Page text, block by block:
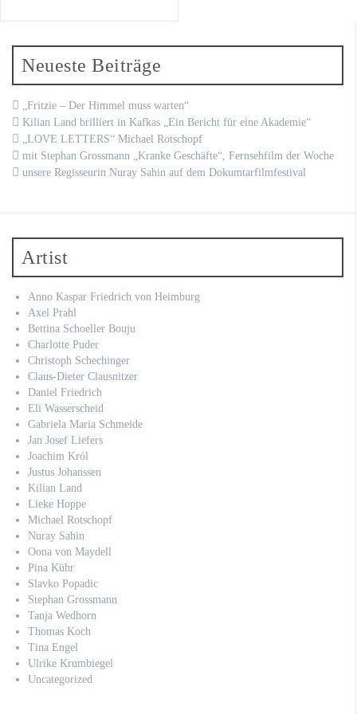
Neueste Beiträge
„Fritzie – Der Himmel muss warten“
Kilian Land brilliert in Kafkas „Ein Bericht für eine Akademie“
„LOVE LETTERS“ Michael Rotschopf
mit Stephan Grossmann „Kranke Geschäfte“, Fernsehfilm der Woche
unsere Regisseurin Nuray Sahin auf dem Dokumtarfilmfestival
Artist
Anno Kaspar Friedrich von Heimburg
Axel Prahl
Bettina Schoeller Bouju
Charlotte Puder
Christoph Schechinger
Claus-Dieter Clausnitzer
Daniel Friedrich
Eli Wasserscheid
Gabriela Maria Schmeide
Jan Josef Liefers
Joachim Król
Justus Johanssen
Kilian Land
Lieke Hoppe
Michael Rotschopf
Nuray Sahin
Oona von Maydell
Pina Kühr
Slavko Popadic
Stephan Grossmann
Tanja Wedhorn
Thomas Koch
Tina Engel
Ulrike Krumbiegel
Uncategorized